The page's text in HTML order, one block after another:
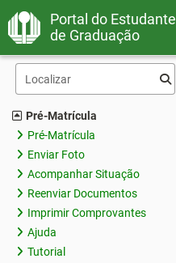
Portal do Estudante
de Graduação
Pré-Matrícula
Pré-Matrícula
Enviar Foto
Acompanhar Situação
Reenviar Documentos
Imprimir Comprovantes
Ajuda
Tutorial